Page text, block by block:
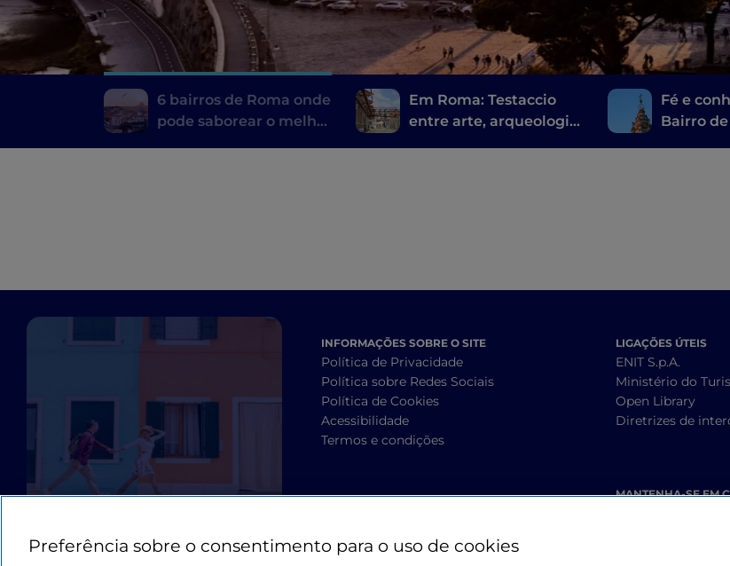
6 bairros de Roma onde
pode saborear o melhor
Em Roma: Testaccio
entre arte, arqueologia
Fé e
Bairro
INFORMAÇÕES SOBRE O SITE
Política de Privacidade
Política sobre Redes Sociais
Política de Cookies
Acessibilidade
Termos e condições
LIGAÇÕES ÚTEIS
ENIT S.p.A.
Ministério do
Open Library
Diretrizes de
MANTENHA-SE EM
Preferência sobre o consentimento para o uso de cookies